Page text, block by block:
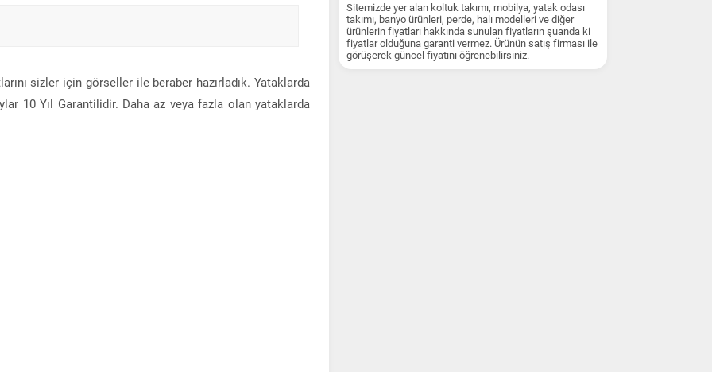
sizler için görseller ile beraber hazırladık. Yataklarda
10 Yıl Garantilidir. Daha az veya fazla olan yataklarda
Sitemizde yer alan koltuk takımı, mobilya, yatak odası
takımı, banyo ürünleri, perde, halı modelleri ve diğer
ürünlerin fiyatları hakkında sunulan fiyatların şuanda ki
fiyatlar olduğuna garanti vermez. Ürünün satış firması ile
görüşerek güncel fiyatını öğrenebilirsiniz.